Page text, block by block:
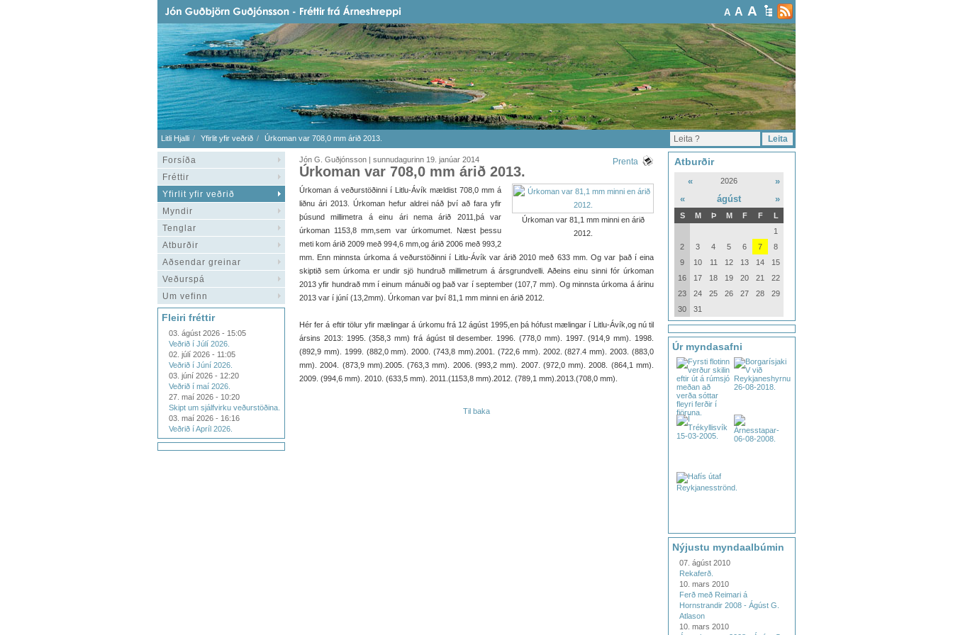
A A A
Litli Hjalli Yfirlit yfir veðrið Úrkoman var 708,0 mm árið 2013.
Forsíða
Fréttir
Yfirlit yfir veðrið
Myndir
Tenglar
Atburðir
Aðsendar greinar
Veðurspá
Um vefinn
Fleiri fréttir
03. ágúst 2026 - 15:05
Veðrið í Júlí 2026.
02. júlí 2026 - 11:05
Veðrið í Júní 2026.
03. júní 2026 - 12:20
Veðrið í maí 2026.
27. maí 2026 - 10:20
Skipt um sjálfvirku veðurstöðina.
03. maí 2026 - 16:16
Veðrið í Apríl 2026.
Jón G. Guðjónsson | sunnudagurinn 19. janúar 2014 Prenta
Úrkoman var 708,0 mm árið 2013.
Úrkoman var 81,1 mm minni en árið
2012.
Úrkoman á veðurstöðinni í Litlu-Ávík mældist 708,0 mm á
liðnu ári 2013. Úrkoman hefur aldrei náð því að fara yfir
þúsund millimetra á einu ári nema árið 2011,þá var
úrkoman 1153,8 mm,sem var úrkomumet. Næst þessu
meti kom árið 2009 með 994,6 mm,og árið 2006 með 993,2
mm. Enn minnsta úrkoma á veðurstöðinni í Litlu-Ávík var árið 2010 með 633 mm. Og var það í eina
skiptið sem úrkoma er undir sjö hundruð millimetrum á ársgrundvelli. Aðeins einu sinni fór úrkoman
2013 yfir hundrað mm í einum mánuði og það var í september (107,7 mm). Og minnsta úrkoma á árinu
2013 var í júní (13,2mm). Úrkoman var því 81,1 mm minni en árið 2012.
Hér fer á eftir tölur yfir mælingar á úrkomu frá 12 ágúst 1995,en þá hófust mælingar í Litlu-Ávík,og nú til
ársins 2013: 1995. (358,3 mm) frá ágúst til desember. 1996. (778,0 mm). 1997. (914,9 mm). 1998.
(892,9 mm). 1999. (882,0 mm). 2000. (743,8 mm).2001. (722,6 mm). 2002. (827.4 mm). 2003. (883,0
mm). 2004. (873,9 mm).2005. (763,3 mm). 2006. (993,2 mm). 2007. (972,0 mm). 2008. (864,1 mm).
2009. (994,6 mm). 2010. (633,5 mm). 2011.(1153,8 mm).2012. (789,1 mm).2013.(708,0 mm).
Til baka
Atburðir
« 2026
»
«
ágúst »
S M Þ M F F
L
1
2
3 4 5 6 7
8
9
10 11 12 13 14
15
16
17 18 19 20 21
22
23
24 25 26 27 28
29
30
31
Úr myndasafni
Nýjustu myndaalbúmin
07. ágúst 2010
Rekaferð.
10. mars 2010
Ferð með Reimari á
Hornstrandir 2008 - Ágúst G.
Atlason
10. mars 2010